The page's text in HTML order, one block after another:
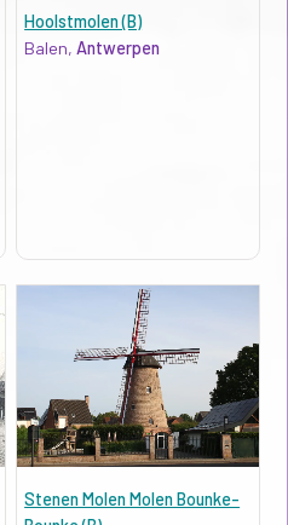
Hoolstmolen (B)
Balen,Antwerpen
Stenen Molen Molen Bounke-